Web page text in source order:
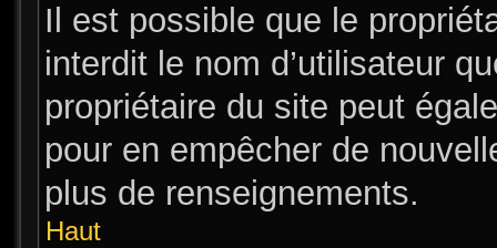
Il est possible que le
interdit le nom d’utilisateur
propriétaire du site peut
pour en empêcher de
plus de renseignements.
Haut